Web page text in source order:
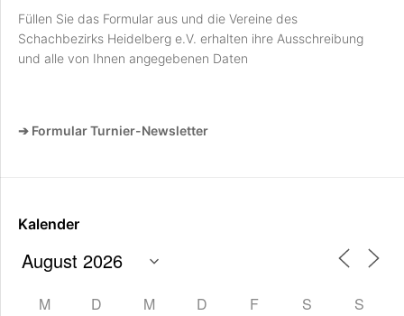
Füllen Sie das Formular aus und die Vereine des
Schachbezirks Heidelberg e.V. erhalten ihre Ausschreibung
und alle von Ihnen angegebenen Daten
➔ Formular Turnier-Newsletter
Kalender
M D M D F S S